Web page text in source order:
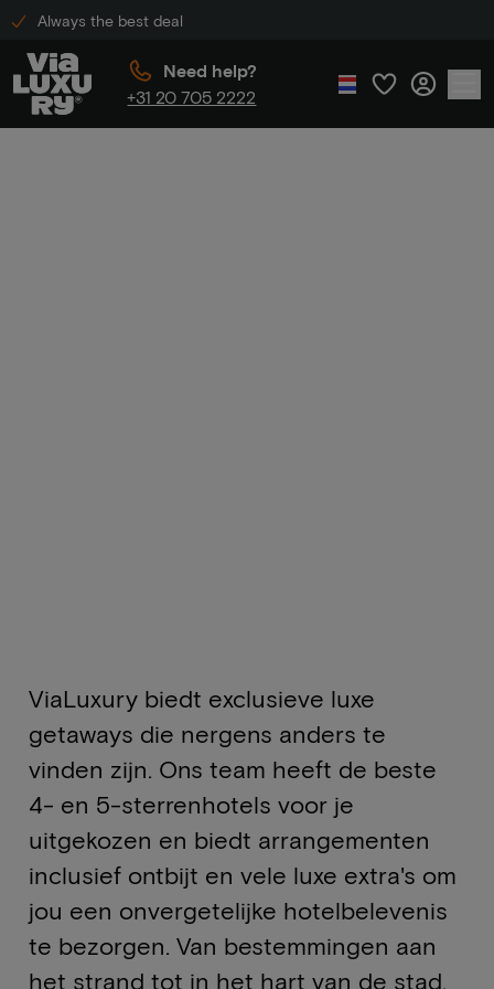
Always the best deal
Need help?
+31 20 705 2222
ViaLuxury biedt exclusieve luxe
getaways die nergens anders te
vinden zijn. Ons team heeft de beste
4- en 5-sterrenhotels voor je
uitgekozen en biedt arrangementen
inclusief ontbijt en vele luxe extra's om
jou een onvergetelijke hotelbelevenis
te bezorgen. Van bestemmingen aan
het strand tot in het hart van de stad,